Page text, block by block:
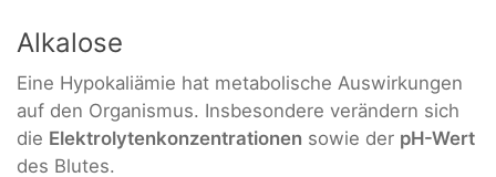
Alkalose
Eine Hypokaliämie hat metabolische Auswirkungen
auf den Organismus. Insbesondere verändern sich
die Elektrolytenkonzentrationen sowie der pH-Wert
des Blutes.